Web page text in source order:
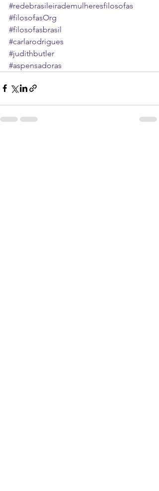
#redebrasileirademulheresfilosofas
#filosofasOrg
#filosofasbrasil
#carlarodrigues
#judithbutler
#aspensadoras